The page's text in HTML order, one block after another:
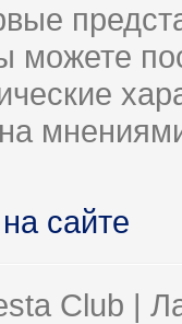
можете
сайте
Club |